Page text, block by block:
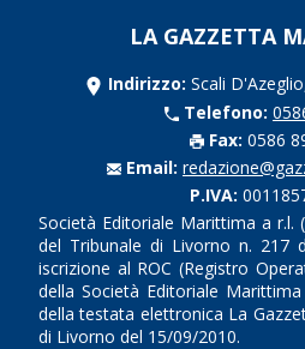
LA GAZZETTA
Indirizzo: Scali
Telefono:
Fax: 0586
Email:
P.IVA:
Società Editoriale Marittima a r.l.
del Tribunale di Livorno n. 217
iscrizione al ROC (Registro
della Società Editoriale
della testata elettronica La
di Livorno del 15/09/2010.